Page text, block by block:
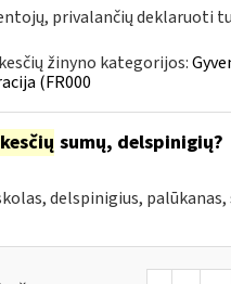
privalančių deklaruoti
žinyno kategorijos:
(FR000
sumų, delspinigių?
delspinigius,